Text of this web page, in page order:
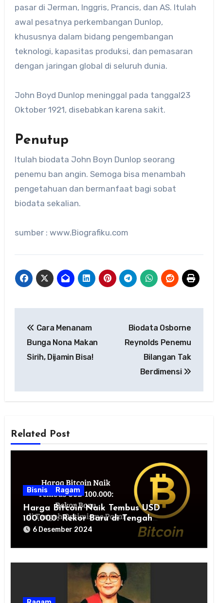
pasar di Jerman, Inggris, Prancis, dan AS. Itulah
awal pesatnya perkembangan Dunlop,
khususnya dalam bidang pengembangan
teknologi, kapasitas produksi, dan pemasaran
dengan jaringan global di seluruh dunia.
John Boyd Dunlop meninggal pada tanggal23
Oktober 1921, disebabkan karena sakit.
Penutup
Itulah biodata John Boyn Dunlop seorang
penemu ban angin. Semoga bisa menambah
pengetahuan dan bermanfaat bagi sobat
biodata sekalian.
sumber : www.Biografiku.com
pos
Cara Menanam
Bunga Nona Makan
Sirih, Dijamin Bisa!
Biodata Osborne
Reynolds Penemu
Bilangan Tak
Berdimensi
Related Post
Bisnis Ragam
Harga Bitcoin Naik Tembus USD
100.000: Rekor Baru di Tengah
Optimisme Pasar
6 Desember 2024